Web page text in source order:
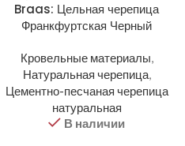
Braas: Цельная черепица
Франкфуртская Черный
Кровельные материалы,
Натуральная черепица,
Цементно-песчаная черепица
натуральная
В наличии